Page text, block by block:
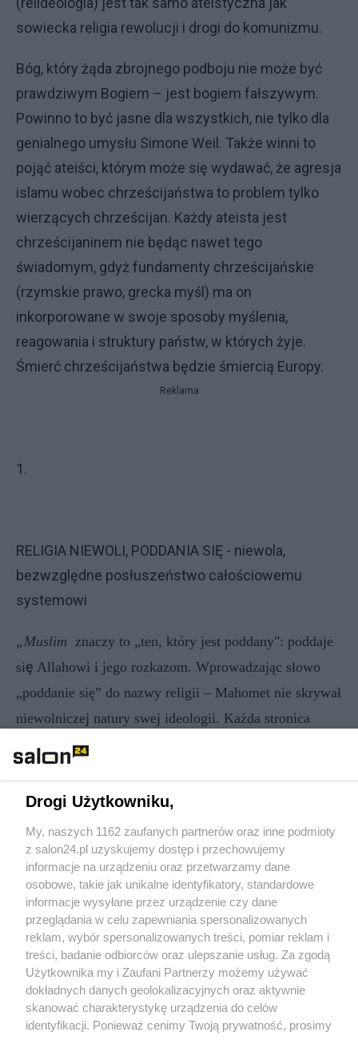
sowiecka religia rewolucji i drogi do komunizmu.
Bóg, który żąda zbrojnego podboju nie może być
prawdziwym Bogiem – jest bogiem fałszywym.
Powinno to być jasne dla wszystkich, nie tylko dla
genialnego umysłu Simone Weil. Także winni to
pojąć ateiści, którym może się wydawać, że agresja
islamu wobec chrześcijaństwa to problem tylko
wierzących chrześcijan. Każdy ateista jest
chrześcijaninem nie będąc nawet tego
świadomym, gdyż fundamenty chrześcijańskie
(rzymskie prawo, grecka myśl) ma on
inkorporowane w swoje sposoby myślenia,
reagowania i struktury państw, w których żyje.
Śmierć chrześcijaństwa będzie śmiercią Europy.
Reklama
1.
RELIGIA NIEWOLI, PODDANIA SIĘ - niewola,
bezwzględne posłuszeństwo całościowemu
systemowi
„Muslim znaczy to „ten, który jest poddany": poddaje
się Allahowi i jego rozkazom. Wprowadzając słowo
„poddanie się” do nazwy religii – Mahomet nie skrywał
niewolniczej natury swej ideologii. Każda stronica
Koranu oddycha duchem totalitaryzmu, duchem
wyznania. (Przepis o mowie nienawiści jest
prawnym. Ale jeśli już istnieje, to dziwne jest, że z jego
mocy nie zostaje zaskarżona dosłownie każda stronica
Koranu). Można wskazać dwie przyczyny tego, że
PODDAŃSTWO, NIEWOLNICZE WYKONYWANIE
ROZKAZÓW są istotą islamu, stanowią jego oś, sedno,
centrum.
A) poddanie wewnętrzne – religia wyłączająca ratio,
Drogi Użytkowniku,
My, naszych 1162 zaufanych partnerów oraz inne podmioty
z salon24.pl uzyskujemy dostęp i przechowujemy
informacje na urządzeniu oraz przetwarzamy dane
osobowe, takie jak unikalne identyfikatory, standardowe
informacje wysyłane przez urządzenie czy dane
przeglądania w celu zapewniania spersonalizowanych
reklam, wybór spersonalizowanych treści, pomiar reklam i
treści, badanie odbiorców oraz ulepszanie usług. Za zgodą
Użytkownika my i Zaufani Partnerzy możemy używać
dokładnych danych geolokalizacyjnych oraz aktywnie
skanować charakterystykę urządzenia do celów
identyfikacji. Ponieważ cenimy Twoją prywatność, prosimy